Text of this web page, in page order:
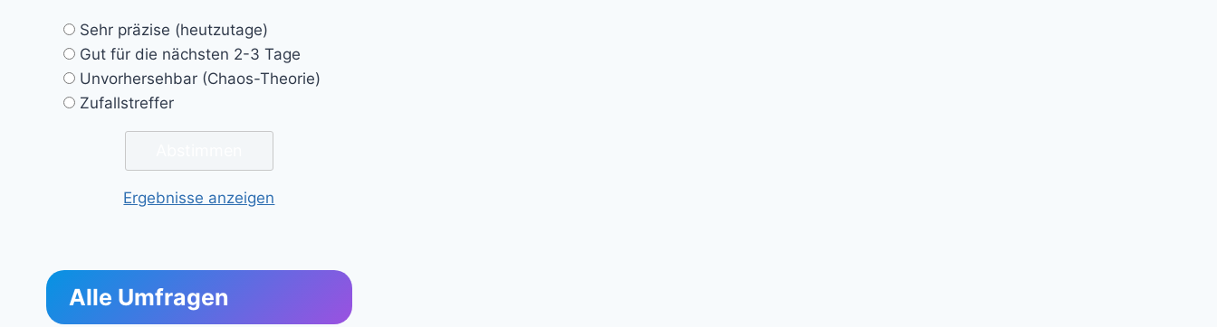
Sehr präzise (heutzutage)
Gut für die nächsten 2-3 Tage
Unvorhersehbar (Chaos-Theorie)
Zufallstreffer
Ergebnisse anzeigen
Alle Umfragen